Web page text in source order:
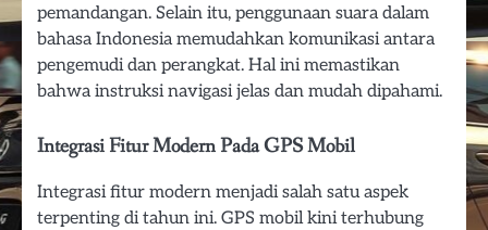
pemandangan. Selain itu, penggunaan suara dalam
bahasa Indonesia memudahkan komunikasi antara
pengemudi dan perangkat. Hal ini memastikan
bahwa instruksi navigasi jelas dan mudah dipahami.
Integrasi Fitur Modern Pada GPS Mobil
Integrasi fitur modern menjadi salah satu aspek
terpenting di tahun ini. GPS mobil kini terhubung